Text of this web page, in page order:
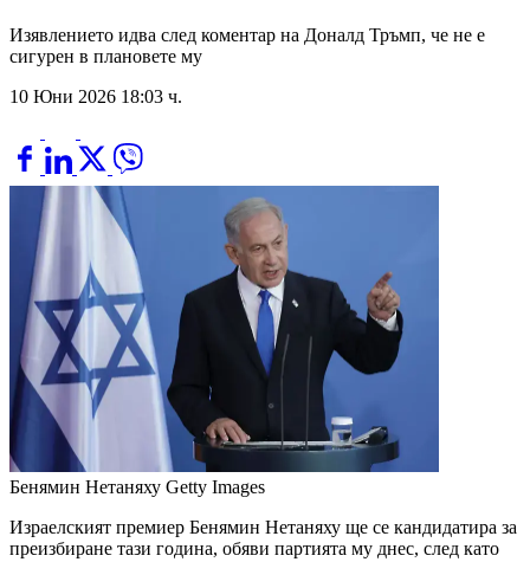
Изявлението идва след коментар на Доналд Тръмп, че не е
сигурен в плановете му
10 Юни 2026 18:03 ч.
Бенямин Нетаняху Getty Images
Израелският премиер Бенямин Нетаняху ще се кандидатира за
преизбиране тази година, обяви партията му днес, след като